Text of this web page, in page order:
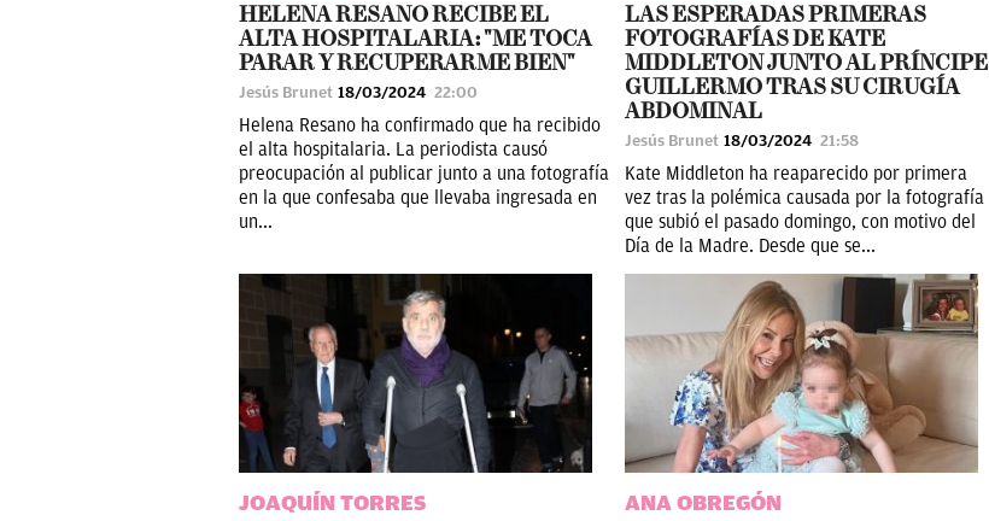
HELENA RESANO RECIBE EL
ALTA HOSPITALARIA: "ME TOCA
PARAR Y RECUPERARME BIEN"
Jesús Brunet 18/03/2024 22:00
Helena Resano ha confirmado que ha recibido
el alta hospitalaria. La periodista causó
preocupación al publicar junto a una fotografía
en la que confesaba que llevaba ingresada en
un...
LAS ESPERADAS PRIMERAS
FOTOGRAFÍAS DE KATE
MIDDLETON JUNTO AL PRÍNCIPE
GUILLERMO TRAS SU CIRUGÍA
ABDOMINAL
Jesús Brunet 18/03/2024 21:58
Kate Middleton ha reaparecido por primera
vez tras la polémica causada por la fotografía
que subió el pasado domingo, con motivo del
Día de la Madre. Desde que se...
JOAQUÍN TORRES ANA OBREGÓN